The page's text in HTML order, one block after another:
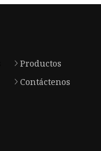
Productos
Contáctenos